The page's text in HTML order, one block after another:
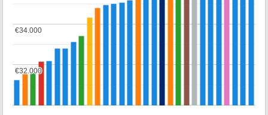
€32.000
€32.000
€34.000
€34.000